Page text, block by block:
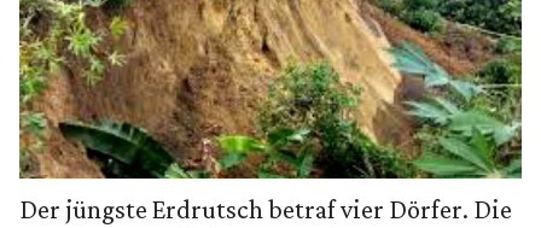
Der jüngste Erdrutsch betraf vier Dörfer. Die